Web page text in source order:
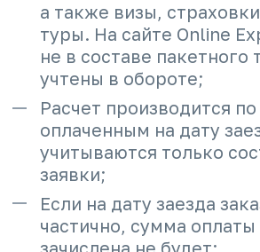
Все права защищены
© Русский Экспресс, 1996–2026
Подробнее о привилегиях
Связаться
FAQ
Ступени